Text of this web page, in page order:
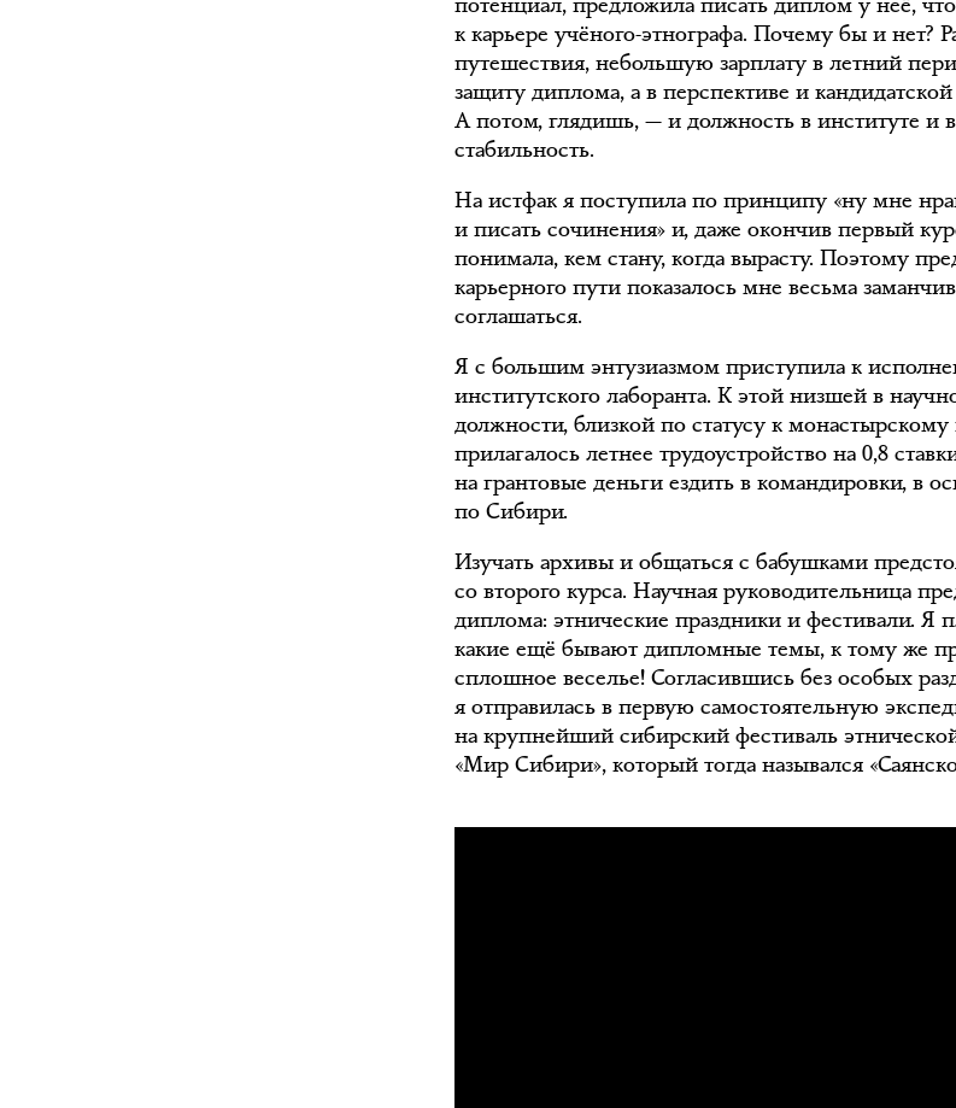
к карьере учёного-этнографа. Почему бы и нет?
путешествия, небольшую зарплату в летний
защиту диплома, а в перспективе и
А потом, глядишь, — и должность в институте и
стабильность.
На истфак я поступила по принципу «ну мне
и писать сочинения» и, даже окончив первый
понимала, кем стану, когда вырасту. Поэтому
карьерного пути показалось мне весьма
соглашаться.
Я с большим энтузиазмом приступила к
институтского лаборанта. К этой низшей в
должности, близкой по статусу к
прилагалось летнее трудоустройство на 0,8
на грантовые деньги ездить в командировки, в
по Сибири.
Изучать архивы и общаться с бабушками
со второго курса. Научная руководительница
диплома: этнические праздники и фестивали. Я
какие ещё бывают дипломные темы, к тому же
сплошное веселье! Согласившись без особых
я отправилась в первую самостоятельную
на крупнейший сибирский фестиваль
«Мир Сибири», который тогда назывался